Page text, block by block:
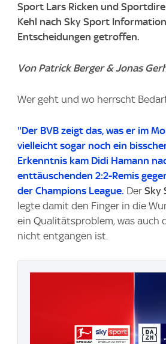
Sport Lars Ricken und
Kehl nach Sky Sport
Entscheidungen getroffen.
Von Patrick Berger & Jonas
Wer geht und wo herrscht
"Der BVB zeigt das, was er im
vielleicht sogar noch ein
Erkenntnis kam Didi Hamann
enttäuschenden 2:2-Remis
der Champions League. Der Sky
legte damit den Finger in die
ein Qualitätsproblem, was auch
nicht entgangen ist.